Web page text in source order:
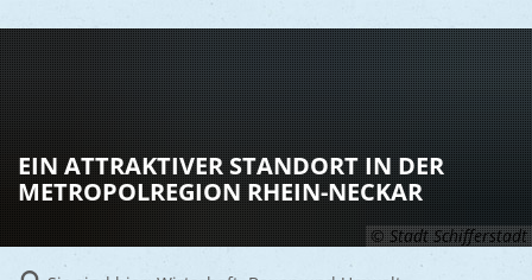
LEBEN
Vereine
Kinder
RATHAUS
© Stadt Schifferstadt
EIN ATTRAKTIVER STANDORT IN DER
METROPOLREGION RHEIN-NECKAR